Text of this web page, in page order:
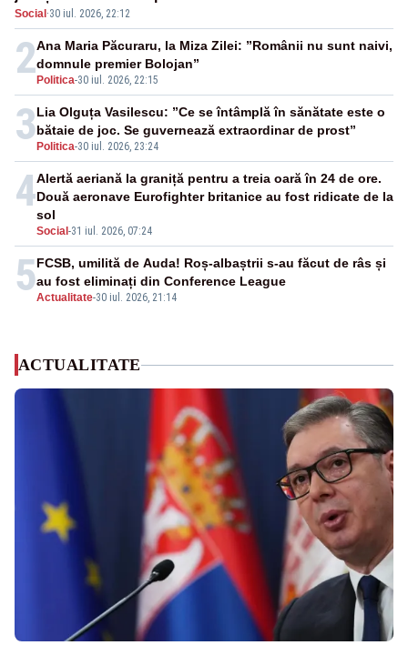
F-16
Social ·30 iul. 2026, 22:12
2 Politica-30 iul. 2026, 22:15
Ana Maria Păcuraru, la Miza Zilei: ”Românii nu sunt naivi,
domnule premier Bolojan”
3 Politica-30 iul. 2026, 23:24
Lia Olguța Vasilescu: ”Ce se întâmplă în sănătate este o
bătaie de joc. Se guvernează extraordinar de prost”
4
Social -31 iul. 2026, 07:24
Alertă aeriană la graniță pentru a treia oară în 24 de ore.
Două aeronave Eurofighter britanice au fost ridicate de la
sol
5Actualitate-30 iul. 2026, 21:14
FCSB, umilită de Auda! Roș-albaștrii s-au făcut de râs și
au fost eliminați din Conference League
ACTUALITATE